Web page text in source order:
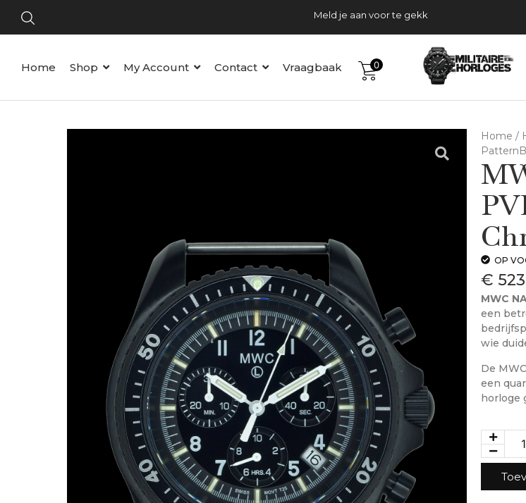
Tijdelijk gratis verzending
Meld je aan voor te gekke acties!
Home Shop My Account Contact Vraagbaak 0
Home /
OP
€
MWC
een
wie
De
een
horloge